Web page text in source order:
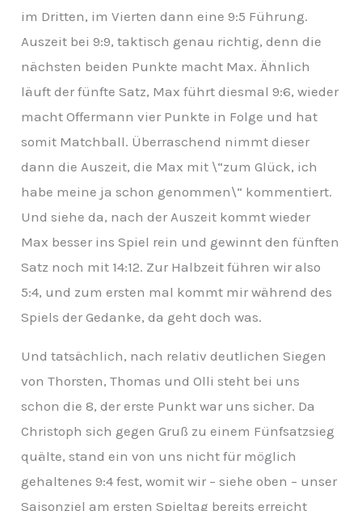
im Dritten, im Vierten dann eine 9:5 Führung.
Auszeit bei 9:9, taktisch genau richtig, denn die
nächsten beiden Punkte macht Max. Ähnlich
läuft der fünfte Satz, Max führt diesmal 9:6, wieder
macht Offermann vier Punkte in Folge und hat
somit Matchball. Überraschend nimmt dieser
dann die Auszeit, die Max mit \“zum Glück, ich
habe meine ja schon genommen\“ kommentiert.
Und siehe da, nach der Auszeit kommt wieder
Max besser ins Spiel rein und gewinnt den fünften
Satz noch mit 14:12. Zur Halbzeit führen wir also
5:4, und zum ersten mal kommt mir während des
Spiels der Gedanke, da geht doch was.
Und tatsächlich, nach relativ deutlichen Siegen
von Thorsten, Thomas und Olli steht bei uns
schon die 8, der erste Punkt war uns sicher. Da
Christoph sich gegen Gruß zu einem Fünfsatzsieg
quälte, stand ein von uns nicht für möglich
gehaltenes 9:4 fest, womit wir – siehe oben – unser
Saisonziel am ersten Spieltag bereits erreicht